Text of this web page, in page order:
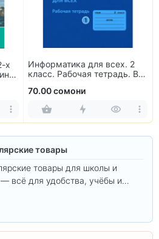
х
Информатика для всех. 2
класс. Рабочая тетрадь. В
70.00 сомони
товары
товары для школы и
всё для удобства, учёбы и